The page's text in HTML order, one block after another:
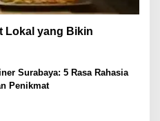
Lokal yang Bikin
Surabaya: 5 Rasa Rahasia
Penikmat